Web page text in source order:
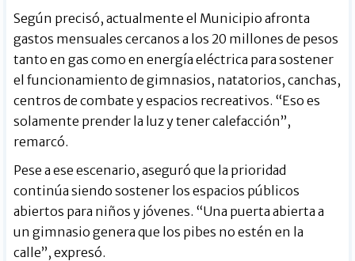
Según precisó, actualmente el Municipio afronta
gastos mensuales cercanos a los 20 millones de pesos
tanto en gas como en energía eléctrica para sostener
el funcionamiento de gimnasios, natatorios, canchas,
centros de combate y espacios recreativos. “Eso es
solamente prender la luz y tener calefacción”,
remarcó.
Pese a ese escenario, aseguró que la prioridad
continúa siendo sostener los espacios públicos
abiertos para niños y jóvenes. “Una puerta abierta a
un gimnasio genera que los pibes no estén en la
calle”, expresó.